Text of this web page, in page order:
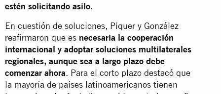
estén solicitando asilo.
En cuestión de soluciones, Piquer y González
reafirmaron que es necesaria la cooperación
internacional y adoptar soluciones multilaterales
regionales, aunque sea a largo plazo debe
comenzar ahora. Para el corto plazo destacó que
la mayoría de países latinoamericanos tienen